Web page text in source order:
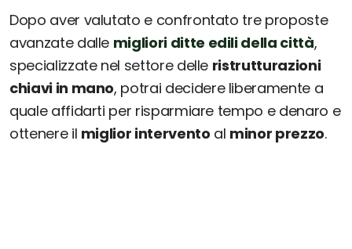
Dopo aver valutato e confrontato tre proposte
avanzate dalle migliori ditte edili della città,
specializzate nel settore delle ristrutturazioni
chiavi in mano, potrai decidere liberamente a
quale affidarti per risparmiare tempo e denaro e
ottenere il miglior intervento al minor prezzo.